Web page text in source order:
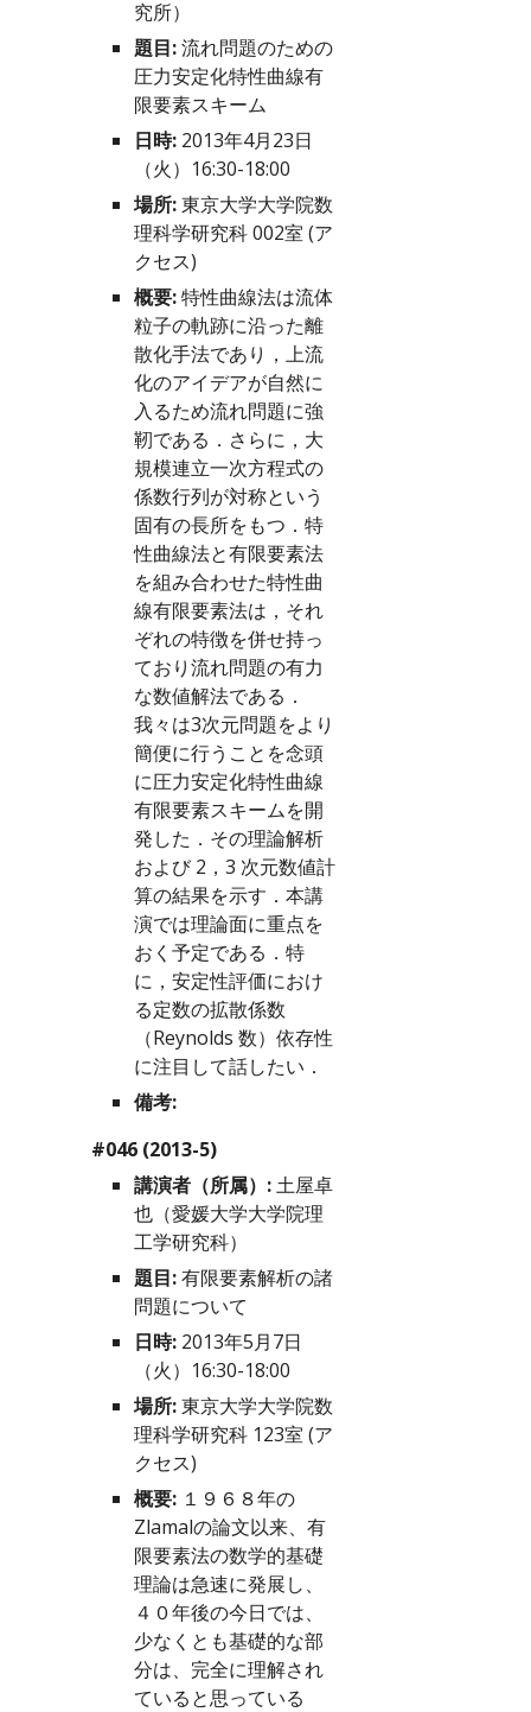
究所）
題目: 流れ問題のための
圧力安定化特性曲線有
限要素スキーム
日時: 2013年4月23日
（火）16:30-18:00
場所: 東京大学大学院数
理科学研究科 002室 (ア
クセス)
概要: 特性曲線法は流体
粒子の軌跡に沿った離
散化手法であり，上流
化のアイデアが自然に
入るため流れ問題に強
靭である．さらに，大
規模連立一次方程式の
係数行列が対称という
固有の長所をもつ．特
性曲線法と有限要素法
を組み合わせた特性曲
線有限要素法は，それ
ぞれの特徴を併せ持っ
ており流れ問題の有力
な数値解法である．
我々は3次元問題をより
簡便に行うことを念頭
に圧力安定化特性曲線
有限要素スキームを開
発した．その理論解析
および 2，3 次元数値計
算の結果を示す．本講
演では理論面に重点を
おく予定である．特
に，安定性評価におけ
る定数の拡散係数
（Reynolds 数）依存性
に注目して話したい．
備考:
#046 (2013-5)
講演者（所属）: 土屋卓
也（愛媛大学大学院理
工学研究科）
題目: 有限要素解析の諸
問題について
日時: 2013年5月7日
（火）16:30-18:00
場所: 東京大学大学院数
理科学研究科 123室 (ア
クセス)
概要: １９６８年の
Zlamalの論文以来、有
限要素法の数学的基礎
理論は急速に発展し、
４０年後の今日では、
少なくとも基礎的な部
分は、完全に理解され
ていると思っている